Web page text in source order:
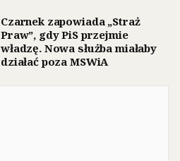
Czarnek zapowiada „Straż
Praw”, gdy PiS przejmie
władzę. Nowa służba miałaby
działać poza MSWiA